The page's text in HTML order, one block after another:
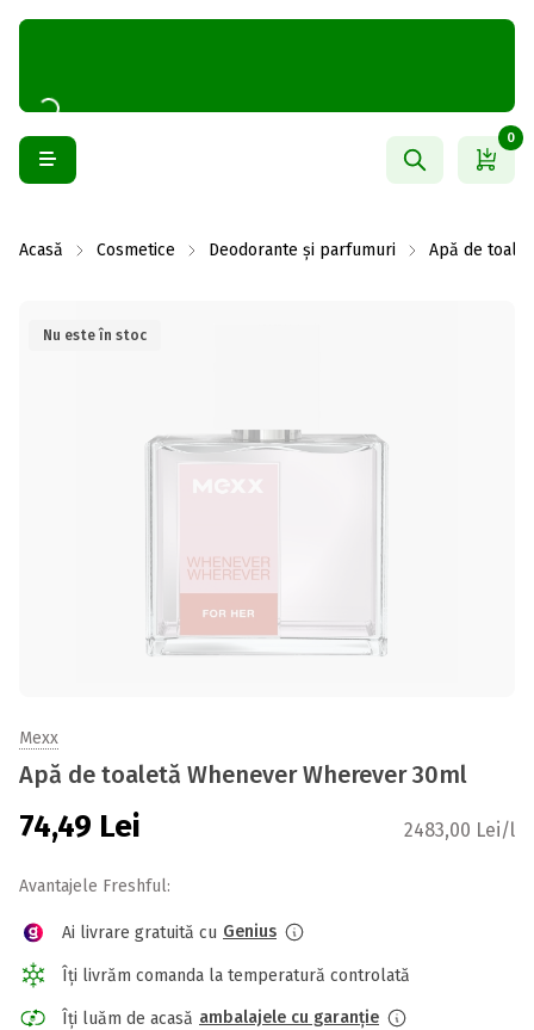
0
Acasă Cosmetice Deodorante și parfumuri Apă de
Nu este în stoc
Mexx
Apă de toaletă Whenever Wherever 30ml
74,49 Lei 2483,00 Lei/l
Avantajele Freshful:
Ai livrare gratuită cu Genius
Îți livrăm comanda la temperatură controlată
Îți luăm de acasă ambalajele cu garanție